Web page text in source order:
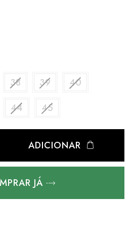
38 39
40
44 45
ADICIONAR
JÁ